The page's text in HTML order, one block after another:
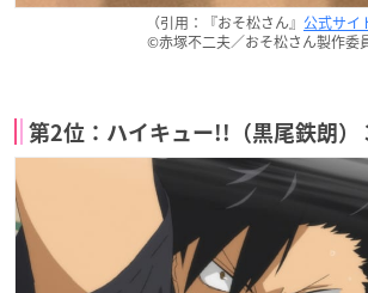
（引用：『おそ松さん』 公式サイ
©赤塚不二夫／おそ松さん製作委
第2位：ハイキュー!!（黒尾鉄朗）